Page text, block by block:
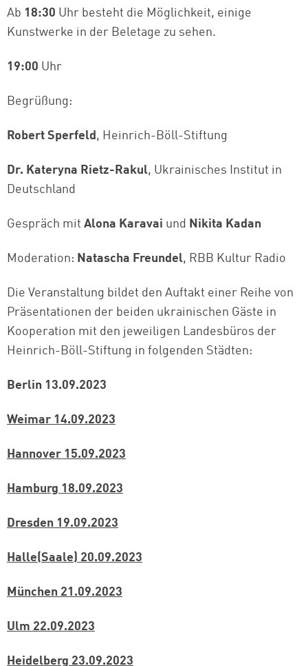
Ab 18:30 Uhr besteht die Möglichkeit, einige
Kunstwerke in der Beletage zu sehen.
19:00 Uhr
Begrüßung:
Robert Sperfeld , Heinrich-Böll-Stiftung
Dr. Kateryna Rietz-Rakul, Ukrainisches Institut in
Deutschland
Gespräch mit Alona Karavai und Nikita Kadan
Moderation: Natascha Freundel, RBB Kultur Radio
Die Veranstaltung bildet den Auftakt einer Reihe von
Präsentationen der beiden ukrainischen Gäste in
Kooperation mit den jeweiligen Landesbüros der
Heinrich-Böll-Stiftung in folgenden Städten:
Berlin 13.09.2023
Weimar 14.09.2023
Hannover 15.09.2023
Hamburg 18.09.2023
Dresden 19.09.2023
Halle(Saale) 20.09.2023
München 21.09.2023
Ulm 22.09.2023
Heidelberg 23.09.2023